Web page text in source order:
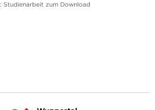
Studienarbeit zum Download